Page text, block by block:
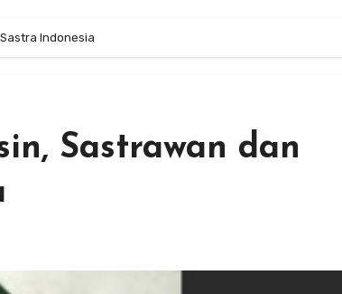
Indonesia
Sastrawan dan